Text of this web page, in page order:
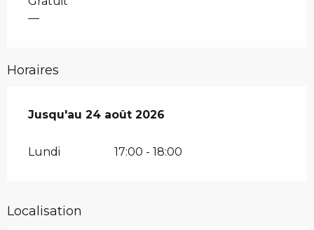
—
Horaires
Du6 juillet 2026au24 août 2026
Jusqu'au 24 août 2026
Lundi 17:00 - 18:00
Localisation